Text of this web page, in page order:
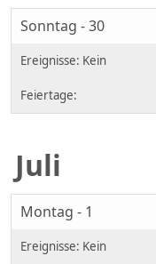
Sonntag - 30
Juli
Montag - 1